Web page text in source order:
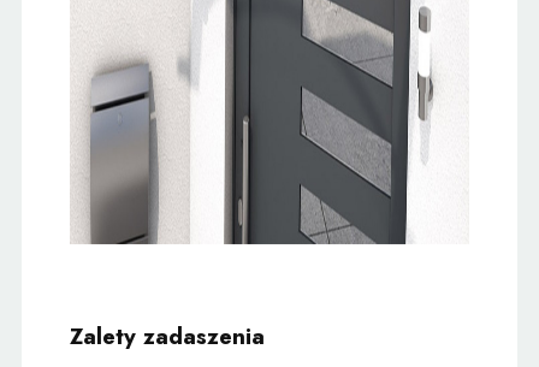
Zalety zadaszenia